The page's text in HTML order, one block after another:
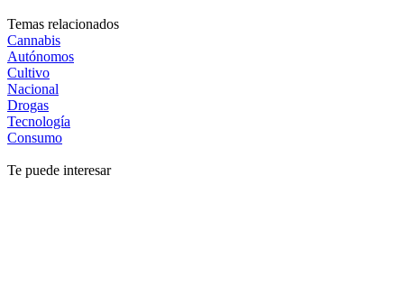
Temas relacionados
Cannabis
Autónomos
Cultivo
Nacional
Drogas
Tecnología
Consumo
Te puede interesar